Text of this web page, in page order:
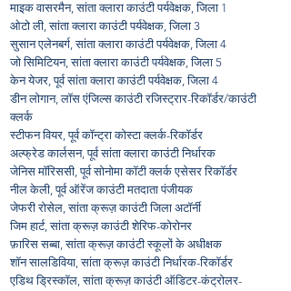
माइक वासरमैन, सांता क्लारा काउंटी पर्यवेक्षक, जिला 1
ओटो ली, सांता क्लारा काउंटी पर्यवेक्षक, जिला 3
सुसान एलेनबर्ग, सांता क्लारा काउंटी पर्यवेक्षक, जिला 4
जो सिमिटियन, सांता क्लारा काउंटी पर्यवेक्षक, जिला 5
केन येजर, पूर्व सांता क्लारा काउंटी पर्यवेक्षक, जिला 4
डीन लोगान, लॉस एंजिल्स काउंटी रजिस्ट्रार-रिकॉर्डर/काउंटी
क्लर्क
स्टीफन वियर, पूर्व कॉन्ट्रा कोस्टा क्लर्क-रिकॉर्डर
अल्फ्रेड कार्लसन, पूर्व सांता क्लारा काउंटी निर्धारक
जेनिस मॉरिससी, पूर्व सोनोमा कॉटी क्लर्क एसेसर रिकॉर्डर
नील केली, पूर्व ऑरेंज काउंटी मतदाता पंजीयक
जेफरी रोसेल, सांता क्रूज़ काउंटी जिला अटॉर्नी
जिम हार्ट, सांता क्रूज़ काउंटी शेरिफ-कोरोनर
फ़ारिस सब्बा, सांता क्रूज़ काउंटी स्कूलों के अधीक्षक
शॉन सालडिविया, सांता क्रूज़ काउंटी निर्धारक-रिकॉर्डर
एडिथ ड्रिस्कॉल, सांता क्रूज़ काउंटी ऑडिटर-कंट्रोलर-